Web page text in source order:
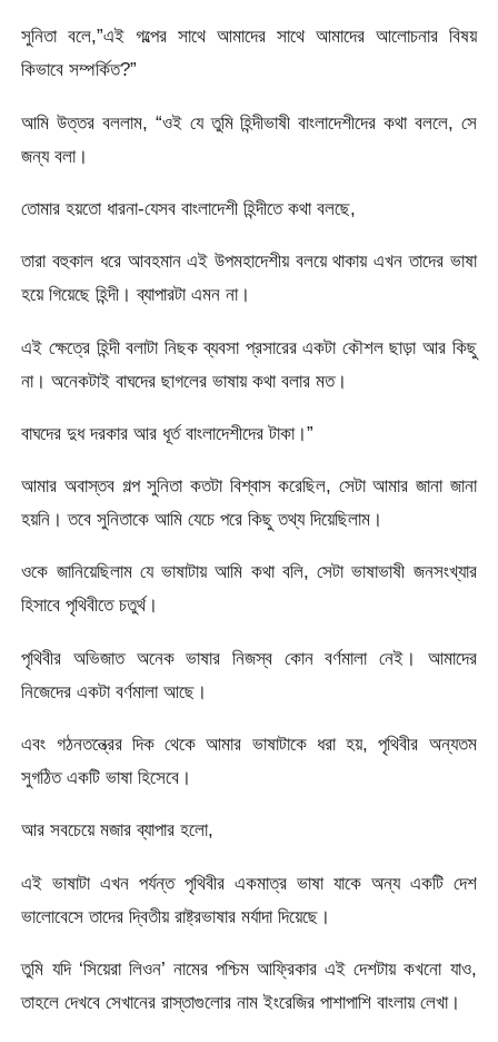
সুনিতা বলে,”এই গল্পের সাথে আমাদের সাথে আমাদের আলোচনার বিষয়
কিভাবে সম্পর্কিত?”
আমি উত্তর বললাম, “ওই যে তুমি হিন্দীভাষী বাংলাদেশীদের কথা বললে, সে
জন্য বলা।
তোমার হয়তো ধারনা-যেসব বাংলাদেশী হিন্দীতে কথা বলছে,
তারা বহুকাল ধরে আবহমান এই উপমহাদেশীয় বলয়ে থাকায় এখন তাদের ভাষা
হয়ে গিয়েছে হিন্দী। ব্যাপারটা এমন না।
এই ক্ষেত্রে হিন্দী বলাটা নিছক ব্যবসা প্রসারের একটা কৌশল ছাড়া আর কিছু
না। অনেকটাই বাঘদের ছাগলের ভাষায় কথা বলার মত।
বাঘদের দুধ দরকার আর ধূর্ত বাংলাদেশীদের টাকা।”
আমার অবাস্তব গল্প সুনিতা কতটা বিশ্বাস করেছিল, সেটা আমার জানা জানা
হয়নি। তবে সুনিতাকে আমি যেচে পরে কিছু তথ্য দিয়েছিলাম।
ওকে জানিয়েছিলাম যে ভাষাটায় আমি কথা বলি, সেটা ভাষাভাষী জনসংখ্যার
হিসাবে পৃথিবীতে চতুর্থ।
পৃথিবীর অভিজাত অনেক ভাষার নিজস্ব কোন বর্ণমালা নেই। আমাদের
নিজেদের একটা বর্ণমালা আছে।
এবং গঠনতন্ত্রের দিক থেকে আমার ভাষাটাকে ধরা হয়, পৃথিবীর অন্যতম
সুগঠিত একটি ভাষা হিসেবে।
আর সবচেয়ে মজার ব্যাপার হলো,
এই ভাষাটা এখন পর্যন্ত পৃথিবীর একমাত্র ভাষা যাকে অন্য একটি দেশ
ভালোবেসে তাদের দ্বিতীয় রাষ্ট্রভাষার মর্যাদা দিয়েছে।
তুমি যদি ‘সিয়েরা লিওন’ নামের পশ্চিম আফ্রিকার এই দেশটায় কখনো যাও,
তাহলে দেখবে সেখানের রাস্তাগুলোর নাম ইংরেজির পাশাপাশি বাংলায় লেখা।